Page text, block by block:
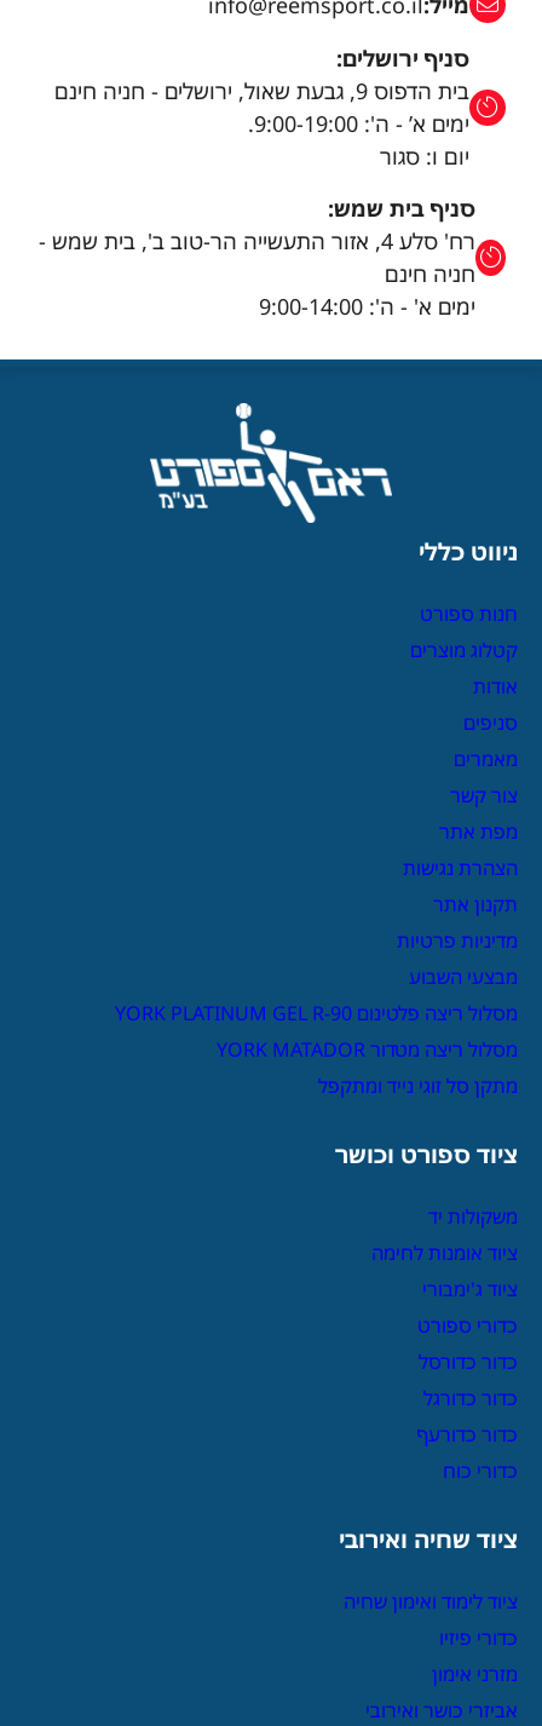
סניף ירושלים:
בית הדפוס 9, גבעת שאול, ירושלים - חניה חינם
ימים א’ - ה': 9:00-19:00.
יום ו: סגור
סניף בית שמש:
רח' סלע 4, אזור התעשייה הר-טוב ב', בית שמש -
חניה חינם
ימים א' - ה': 9:00-14:00
ניווט כללי
חנות ספורט
קטלוג מוצרים
אודות
סניפים
מאמרים
צור קשר
מפת אתר
הצהרת נגישות
תקנון אתר
מדיניות פרטיות
מבצעי השבוע
מסלול ריצה פלטינום YORK PLATINUM GEL R-90
מסלול ריצה מטדור YORK MATADOR
מתקן סל זוגי נייד ומתקפל
ציוד ספורט וכושר
משקולות יד
ציוד אומנות לחימה
ציוד ג'ימבורי
כדורי ספורט
כדור כדורסל
כדור כדורגל
כדור כדורעף
כדורי כוח
ציוד שחיה ואירובי
ציוד לימוד ואימון שחיה
כדורי פיזיו
מזרני אימון
אביזרי כושר ואירובי